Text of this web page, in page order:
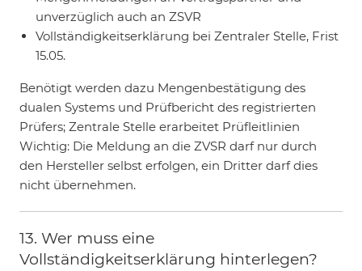
unverzüglich auch an ZSVR
Vollständigkeitserklärung bei Zentraler Stelle, Frist
15.05.
Benötigt werden dazu Mengenbestätigung des
dualen Systems und Prüfbericht des registrierten
Prüfers; Zentrale Stelle erarbeitet Prüfleitlinien
Wichtig: Die Meldung an die ZVSR darf nur durch
den Hersteller selbst erfolgen, ein Dritter darf dies
nicht übernehmen.
13. Wer muss eine
Vollständigkeitserklärung hinterlegen?